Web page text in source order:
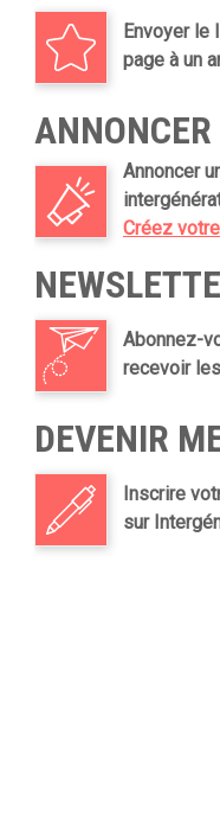
Envoyer le
page à un
ANNONCER
Annoncer
Créez
Abonnez-
recevoir
DEVENIR
Inscrire
sur